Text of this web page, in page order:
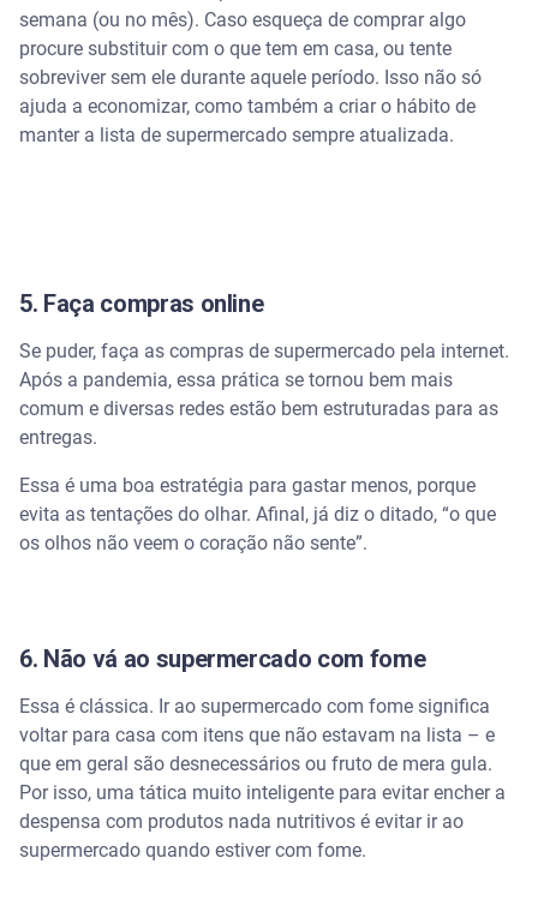
semana (ou no mês). Caso esqueça de comprar algo
procure substituir com o que tem em casa, ou tente
sobreviver sem ele durante aquele período. Isso não só
ajuda a economizar, como também a criar o hábito de
manter a lista de supermercado sempre atualizada.
5. Faça compras online
Se puder, faça as compras de supermercado pela internet.
Após a pandemia, essa prática se tornou bem mais
comum e diversas redes estão bem estruturadas para as
entregas.
Essa é uma boa estratégia para gastar menos, porque
evita as tentações do olhar. Afinal, já diz o ditado, “o que
os olhos não veem o coração não sente”.
6. Não vá ao supermercado com fome
Essa é clássica. Ir ao supermercado com fome significa
voltar para casa com itens que não estavam na lista – e
que em geral são desnecessários ou fruto de mera gula.
Por isso, uma tática muito inteligente para evitar encher a
despensa com produtos nada nutritivos é evitar ir ao
supermercado quando estiver com fome.